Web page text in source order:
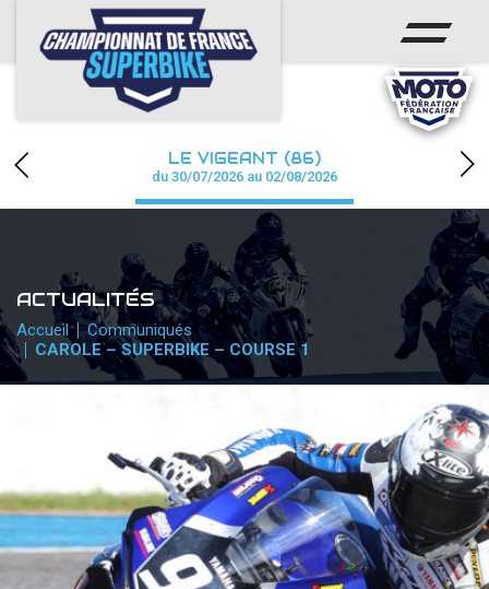
ACCUEIL
CHAMPIONNAT
CALENDRIER
PHOTOS / WEB TV
PARTENAIRES
PRESSE
PRESSE
accéder à la billetterie
LE VIGEANT (86)
du 30/07/2026 au 02/08/2026
ACTUALITÉS
Accueil
Communiqués
CAROLE – SUPERBIKE – COURSE 1